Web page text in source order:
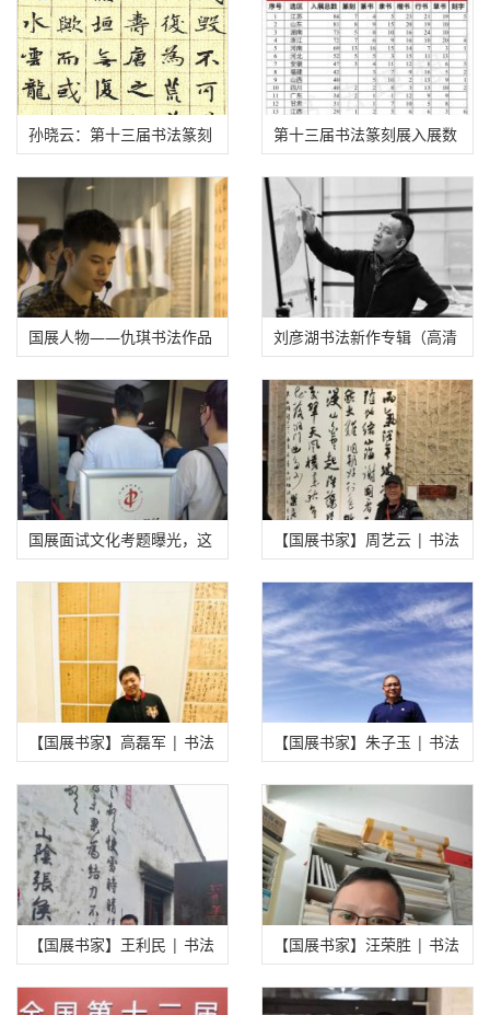
孙晓云：第十三届书法篆刻
展既不因艺轻文，也不因文
第十三届书法篆刻展入展数
据分析
国展人物——仇琪书法作品
欣赏
刘彦湖书法新作专辑（高清
大图）
国展面试文化考题曝光，这
七大变化你应当了解……
【国展书家】周艺云 | 书法
作品欣赏
【国展书家】高磊军 | 书法
作品欣赏
【国展书家】朱子玉 | 书法
作品欣赏
【国展书家】王利民 | 书法
作品欣赏
【国展书家】汪荣胜 | 书法
作品欣赏